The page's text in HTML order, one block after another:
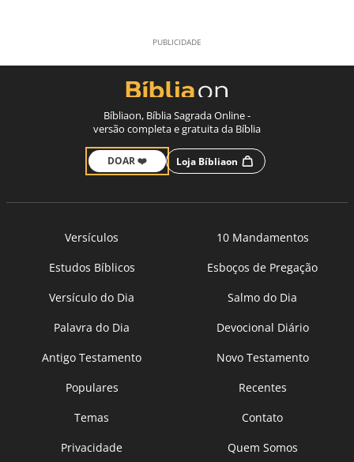
Bíbliaon, Bíblia Sagrada Online -
versão completa e gratuita da Bíblia
DOAR ❤️ Loja Bíbliaon
Versículos
10 Mandamentos
Estudos Bíblicos
Esboços de Pregação
Versículo do Dia
Salmo do Dia
Palavra do Dia
Devocional Diário
Antigo Testamento
Novo Testamento
Populares
Recentes
Temas
Contato
Privacidade
Quem Somos